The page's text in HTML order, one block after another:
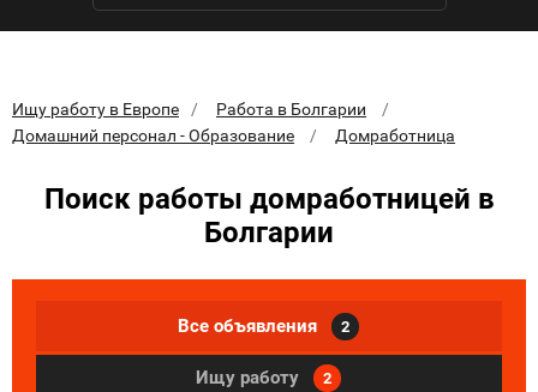
Ищу работу в Европе
Работа в Болгарии
Домашний персонал - Образование
Домработница
Поиск работы домработницей в
Болгарии
Все объявления 2
Ищу работу 2